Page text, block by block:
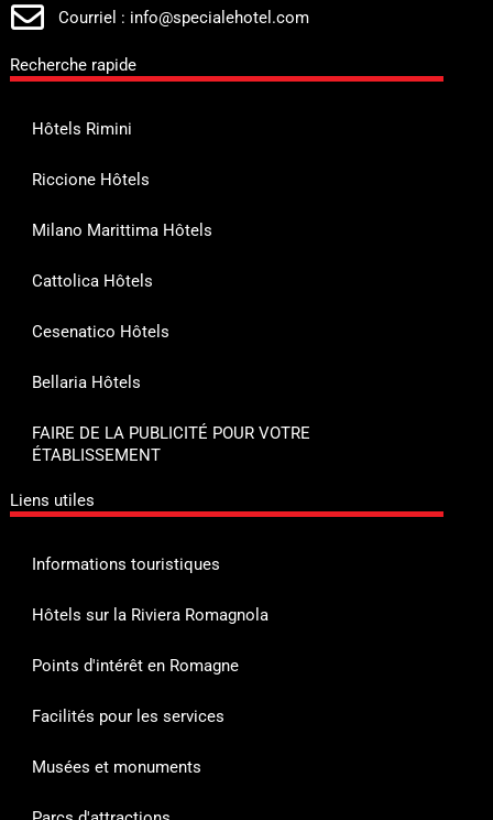
Courriel : info@specialehotel.com
Recherche rapide
Hôtels Rimini
Riccione Hôtels
Milano Marittima Hôtels
Cattolica Hôtels
Cesenatico Hôtels
Bellaria Hôtels
FAIRE DE LA PUBLICITÉ POUR VOTRE
ÉTABLISSEMENT
Liens utiles
Informations touristiques
Hôtels sur la Riviera Romagnola
Points d'intérêt en Romagne
Facilités pour les services
Musées et monuments